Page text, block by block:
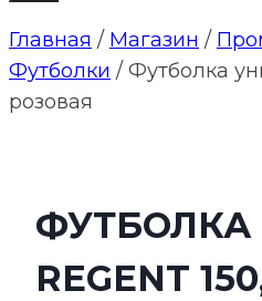
Главная / Магазин /
Футболки / Футболка
розовая
ФУТБОЛКА
REGENT